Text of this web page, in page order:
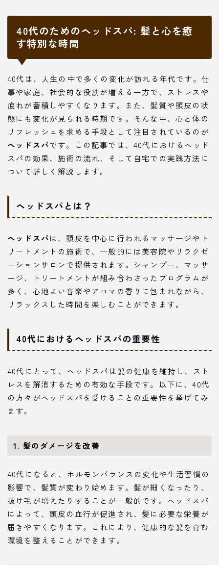
40代のためのヘッドスパ: 髪と心を癒
す特別な時間
40代は、人生の中で多くの変化が訪れる年代です。仕
事や家庭、社会的な役割が増える一方で、ストレスや
疲れが蓄積しやすくなります。また、髪質や頭皮の状
態にも変化が見られる時期です。そんな中、心と体の
リフレッシュを求める手段として注目されているのが
ヘッドスパです。この記事では、40代におけるヘッド
スパの効果、施術の流れ、そして自宅での実践方法に
ついて詳しく解説します。
ヘッドスパとは？
ヘッドスパは、頭皮を中心に行われるマッサージやト
リートメントの施術で、一般的には美容院やリラクゼ
ーションサロンで提供されます。シャンプー、マッサ
ージ、トリートメントが組み合わさったプログラムが
多く、心地よい音楽やアロマの香りに包まれながら、
リラックスした時間を楽しむことができます。
40代におけるヘッドスパの重要性
40代にとって、ヘッドスパは髪の健康を維持し、スト
レスを解消するための有効な手段です。以下に、40代
の方々がヘッドスパを受けることの重要性を挙げてみ
ます。
1. 髪のダメージを改善
40代になると、ホルモンバランスの変化や生活習慣の
影響で、髪質が変わり始めます。髪が細くなったり、
抜け毛が増えたりすることが一般的です。ヘッドスパ
によって、頭皮の血行が促進され、髪に必要な栄養が
届きやすくなります。これにより、健康的な髪を育む
環境を整えることができます。